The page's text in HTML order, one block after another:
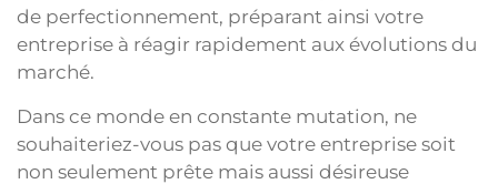
de perfectionnement, préparant ainsi votre
entreprise à réagir rapidement aux évolutions du
marché.
Dans ce monde en constante mutation, ne
souhaiteriez-vous pas que votre entreprise soit
non seulement prête mais aussi désireuse